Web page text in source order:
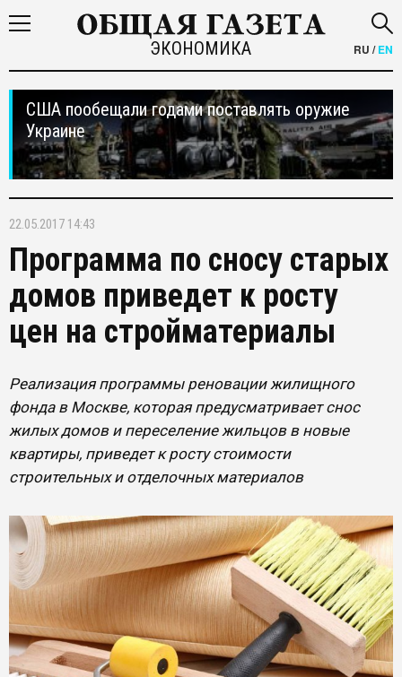
ЭКОНОМИКА RU /EN
США пообещали годами поставлять оружие
Украине
22.05.2017 14:43
Программа по сносу старых
домов приведет к росту
цен на стройматериалы
Реализация программы реновации жилищного
фонда в Москве, которая предусматривает снос
жилых домов и переселение жильцов в новые
квартиры, приведет к росту стоимости
строительных и отделочных материалов